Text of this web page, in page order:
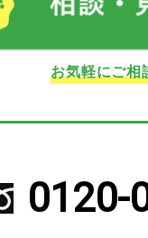
お気軽にご相
0120-